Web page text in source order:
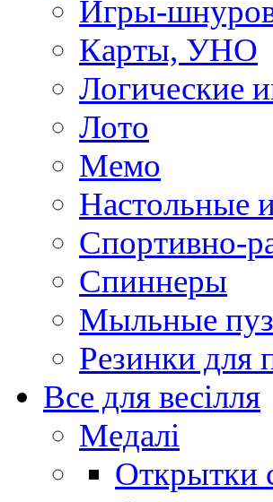
Игры-
Карты, УНО
Логические
Лото
Мемо
Настольные
Спортивно-
Спиннеры
Мыльные
Резинки для
Все для весілля
Медалі
Открытки